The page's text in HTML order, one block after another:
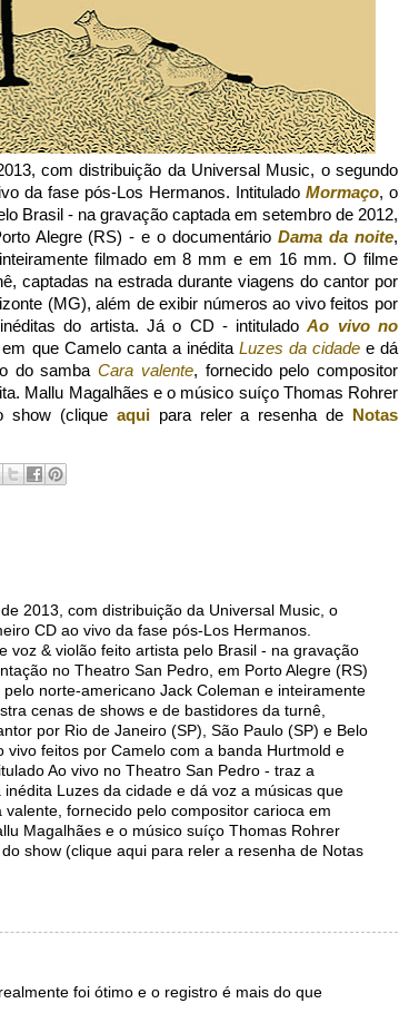
com distribuição da Universal Music, o segundo
da fase pós-Los Hermanos. Intitulado Mormaço, o
Brasil - na gravação captada em setembro de 2012,
Alegre (RS) - e o documentárioDama da noite,
filmado em 8 mm e em 16 mm. O filme
captadas na estrada durante viagens do cantor por
(MG), além de exibir números ao vivo feitos por
do artista. Já o CD - intituladoAo vivo no
que Camelo canta a inédita Luzes da cidadee dá
do sambaCara valente, fornecido pelo compositor
Mallu Magalhães e o músico suíço Thomas Rohrer
show (clique aquipara reler a resenha de Notas
2013, com distribuição da Universal Music, o
CD ao vivo da fase pós-Los Hermanos.
voz & violão feito artista pelo Brasil - na gravação
no Theatro San Pedro, em Porto Alegre (RS)
norte-americano Jack Coleman e inteiramente
cenas de shows e de bastidores da turnê,
por Rio de Janeiro (SP), São Paulo (SP) e Belo
feitos por Camelo com a banda Hurtmold e
Ao vivo no Theatro San Pedro - traz a
Luzes da cidade e dá voz a músicas que
fornecido pelo compositor carioca em
Magalhães e o músico suíço Thomas Rohrer
show (clique aqui para reler a resenha de Notas
foi ótimo e o registro é mais do que